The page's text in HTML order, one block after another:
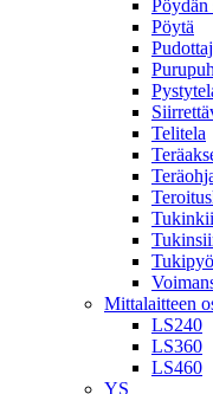
Pöydän
Pöytä
Telitela
Mittalaitteen
LS240
LS360
LS460
YS